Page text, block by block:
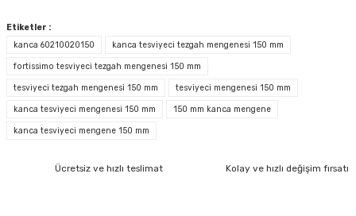
Ücretsiz Nakliye
Bosch GLM 40 Lazerli Uzaklık Ölçer-Lazer Metre 40Mt
Etiketler :
kanca 60210020150
kanca tesviyeci tezgah mengenesi 150 mm
fortissimo tesviyeci tezgah mengenesi 150 mm
tesviyeci tezgah mengenesi 150 mm tesviyeci mengenesi 150 mm
kanca tesviyeci mengenesi 150 mm 150 mm kanca mengene
kanca tesviyeci mengene 150 mm
Ücretsiz ve hızlı teslimat Kolay ve hızlı değişim fırsatı